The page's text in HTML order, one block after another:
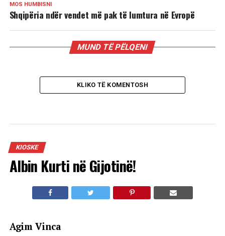
MOS HUMBISNI
Shqipëria ndër vendet më pak të lumtura në Evropë
MUND TË PËLQENI
KLIKO TË KOMENTOSH
KIOSKE
Albin Kurti në Gijotinë!
Agim Vinca